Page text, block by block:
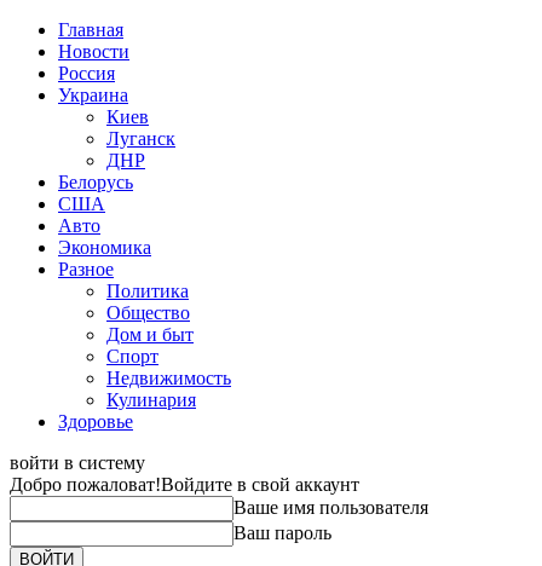
Главная
Новости
Россия
Украина
Киев
Луганск
ДНР
Белорусь
США
Авто
Экономика
Разное
Политика
Общество
Дом и быт
Спорт
Недвижимость
Кулинария
Здоровье
войти в систему
Добро пожаловат!Войдите в свой аккаунт
Ваше имя пользователя
Ваш пароль